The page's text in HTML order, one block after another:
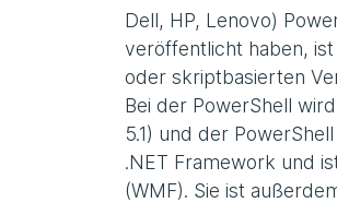
Dell, HP, Lenovo)
veröffentlicht haben,
oder skriptbasierten
Bei der PowerShell
5.1) und der
.NET Framework und
(WMF). Sie ist